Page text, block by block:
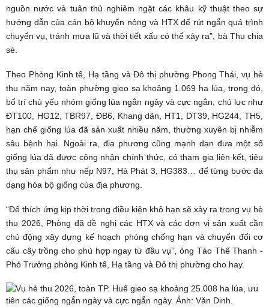
nguồn nước và tuân thủ nghiêm ngặt các khâu kỹ thuật theo sự
hướng dẫn của cán bộ khuyến nông và HTX để rút ngắn quá trình
chuyển vụ, tránh mưa lũ và thời tiết xấu có thể xảy ra”, bà Thu chia
sẻ.
Theo Phòng Kinh tế, Hạ tầng và Đô thị phường Phong Thái, vụ hè
thu năm nay, toàn phường gieo sạ khoảng 1.069 ha lúa, trong đó,
bố trí chủ yếu nhóm giống lúa ngắn ngày và cực ngắn, chủ lực như
ĐT100, HG12, TBR97, ĐB6, Khang dân, HT1, DT39, HG244, TH5,
hạn chế giống lúa đã sản xuất nhiều năm, thường xuyên bị nhiễm
sâu bệnh hại. Ngoài ra, địa phương cũng mạnh dạn đưa một số
giống lúa đã được công nhận chính thức, có tham gia liên kết, tiêu
thụ sản phẩm như nếp N97, Hà Phát 3, HG383… để từng bước đa
dạng hóa bộ giống của địa phương.
“Để thích ứng kịp thời trong điều kiện khô hạn sẽ xảy ra trong vụ hè
thu 2026, Phòng đã đề nghị các HTX và các đơn vị sản xuất cần
chủ động xây dựng kế hoạch phòng chống hạn và chuyển đổi cơ
cấu cây trồng cho phù hợp ngay từ đầu vụ”, ông Tào Thế Thanh -
Phó Trưởng phòng Kinh tế, Hạ tầng và Đô thị phường cho hay.